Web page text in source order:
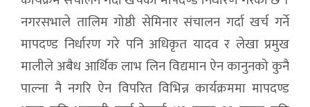
नगरसभाले तालिम गोष्ठी सेमिनार संचालन गर्दा खर्च गर्ने
मापदण्ड निर्धारण गरे पनि अधिकृत यादव र लेखा प्रमुख
मालीले अबैध आर्थिक लाभ लिन विद्यमान ऐन कानुनको कुनै
पाल्ना नै नगरि ऐन विपरित विभिन्न कार्यक्रममा मापदण्ड